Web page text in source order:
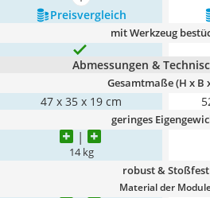
Preis­vergleich
mit Werkzeug
Abmessungen &
Gesamtmaße (H x B
47 x 35 x 19 cm
geringes
14 kg
robust & Stoßfest
Material der